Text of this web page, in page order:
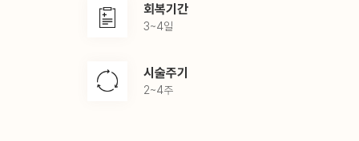
회복기간
3~4일
시술주기
2~4주